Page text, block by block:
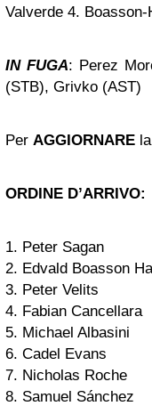
Valverde 4.
IN FUGA: Perez
(STB), Grivko (AST)
Per AGGIORNARE
ORDINE D’ARRIVO:
1. Peter Sagan
2. Edvald Boasson
3. Peter Velits
4. Fabian Cancellara
5. Michael Albasini
6. Cadel Evans
7. Nicholas Roche
8. Samuel Sánchez